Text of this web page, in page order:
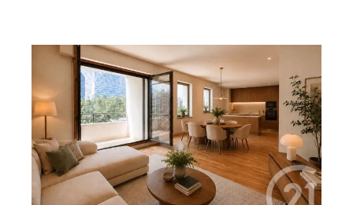
COURBEVOIE 92
86,90 m2 , 4 pièces
Ref : 23140
Appartement F4 à vendre
635 000 €
Courbevoie Parc Diderot. Dans cet immeuble